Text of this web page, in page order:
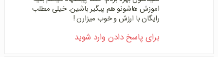
اموزش هاشونو هم پیگیر باشین. خیلی مطلب
رایگان با ارزش و خوب میزارن !
برای پاسخ دادن وارد شوید